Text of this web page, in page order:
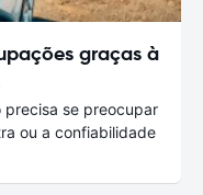
graças à
precisa se preocupar
ou a confiabilidade